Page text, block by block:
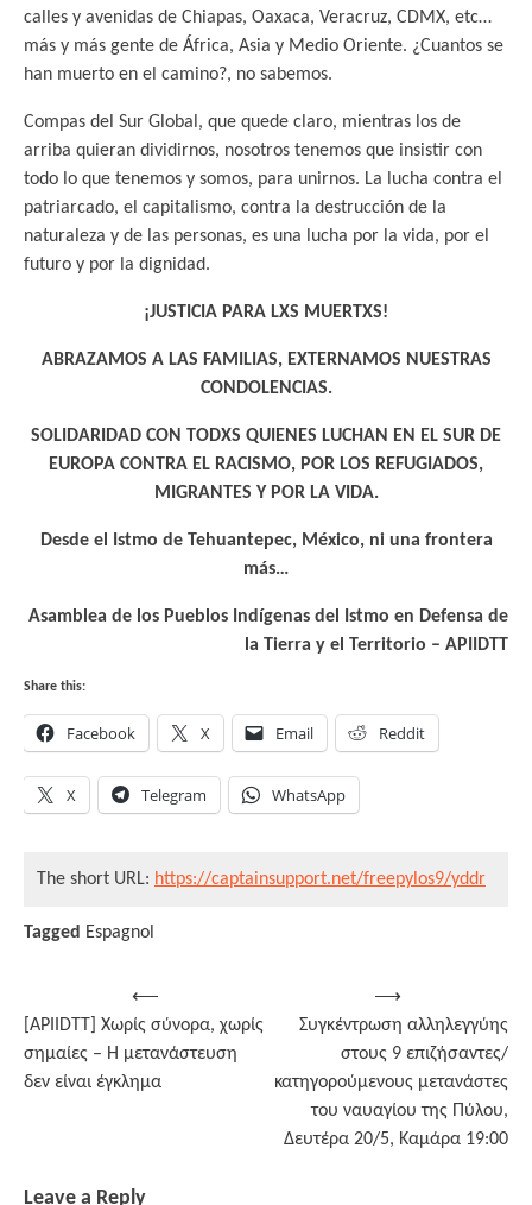
calles y avenidas de Chiapas, Oaxaca, Veracruz, CDMX, etc…
más y más gente de África, Asia y Medio Oriente. ¿Cuantos se
han muerto en el camino?, no sabemos.
Compas del Sur Global, que quede claro, mientras los de
arriba quieran dividirnos, nosotros tenemos que insistir con
todo lo que tenemos y somos, para unirnos. La lucha contra el
patriarcado, el capitalismo, contra la destrucción de la
naturaleza y de las personas, es una lucha por la vida, por el
futuro y por la dignidad.
¡JUSTICIA PARA LXS MUERTXS!
ABRAZAMOS A LAS FAMILIAS, EXTERNAMOS NUESTRAS
CONDOLENCIAS.
SOLIDARIDAD CON TODXS QUIENES LUCHAN EN EL SUR DE
EUROPA CONTRA EL RACISMO, POR LOS REFUGIADOS,
MIGRANTES Y POR LA VIDA.
Desde el Istmo de Tehuantepec, México, ni una frontera
más…
Asamblea de los Pueblos Indígenas del Istmo en Defensa de
la Tierra y el Territorio – APIIDTT
Share this:
Facebook X Email Reddit
X Telegram WhatsApp
The short URL: https://captainsupport.net/freepylos9/yddr
Tagged Espagnol
navigation
⟵
[APIIDTT] Χωρίς σύνορα, χωρίς
σημαίες – Η μετανάστευση
δεν είναι έγκλημα
Συγκέντρωση αλληλεγγύης
στους 9 επιζήσαντες/
κατηγορούμενους μετανάστες
του ναυαγίου της Πύλου,
Δευτέρα 20/5, Καμάρα 19:00
⟶
Leave a Reply